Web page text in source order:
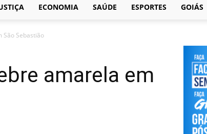
ECONOMIA SAÚDE ESPORTES GOIÁS
São Sebastião
amarela em